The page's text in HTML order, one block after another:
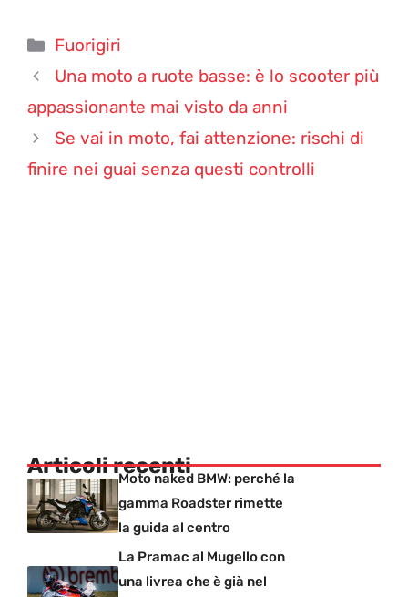
Categorie
Fuorigiri
Una moto a ruote basse: è lo scooter più
appassionante mai visto da anni
Se vai in moto, fai attenzione: rischi di
finire nei guai senza questi controlli
Articoli recentiMoto naked BMW: perché la
gamma Roadster rimette
la guida al centro
La Pramac al Mugello con
una livrea che è già nel